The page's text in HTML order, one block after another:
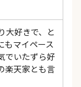
大好きで、と
もマイペース
でいたずら好
楽天家とも言